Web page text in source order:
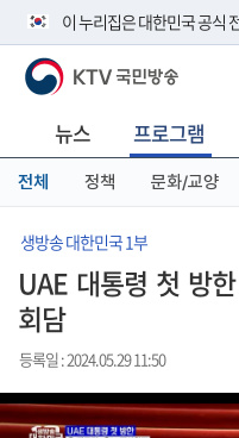
이 누리집은 대한민국 공식
공식 누리집 주소 확인하기
니다.
이밖에 or.kr 또는 .kr등 다른
서 도메인 주소를 확인해 보세요
KTV 국민방송
뉴스 프로그램
전체 정책 문화/교양
생방송 대한민국 1부
UAE 대통령 첫 방
회담
등록일 : 2024.05.29 11:50